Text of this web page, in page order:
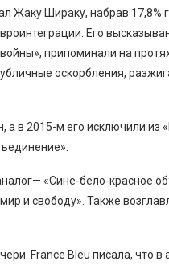
Жаку Шираку, набрав 17,8%
Его
припоминали на
оскорбления,
в 2015-м его исключили из
«Сине-бело-красное
и свободу». Также
France Bleu писала, что в